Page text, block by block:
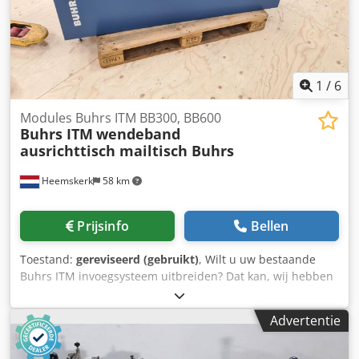
1 / 6
Heemskerk 58 km
Modules Buhrs ITM BB300, BB600
Buhrs ITM wendeband
ausrichttisch mailtisch Buhrs
Prijsinfo Bellen
Toestand: gereviseerd (gebruikt), Wilt u uw bestaande
Buhrs ITM invoegsysteem uitbreiden? Dat kan, wij hebben
alle modules! We hebben hier alle mogelijke originele
modules beschikbaar die aan het begin, op machinebasis
of aan het einde van een Buhrs ITM (W+D) invoegsysteem
kunnen worden geïnstalleerd. Evenals: - Mueller
Advertentie